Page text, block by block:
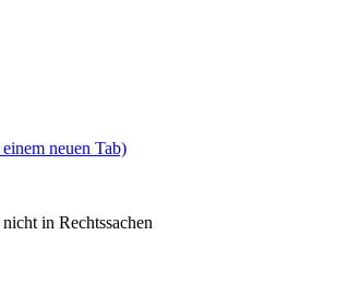
neuen Tab)
in Rechtssachen